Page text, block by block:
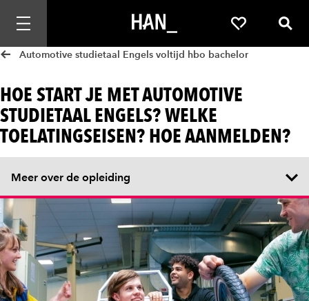
Mobiele navigatie openen Favorieten
Automotive studietaal Engels voltijd hbo bachelor
HOE START JE MET AUTOMOTIVE
STUDIETAAL ENGELS? WELKE
TOELATINGSEISEN? HOE AANMELDEN?
Meer over de opleiding